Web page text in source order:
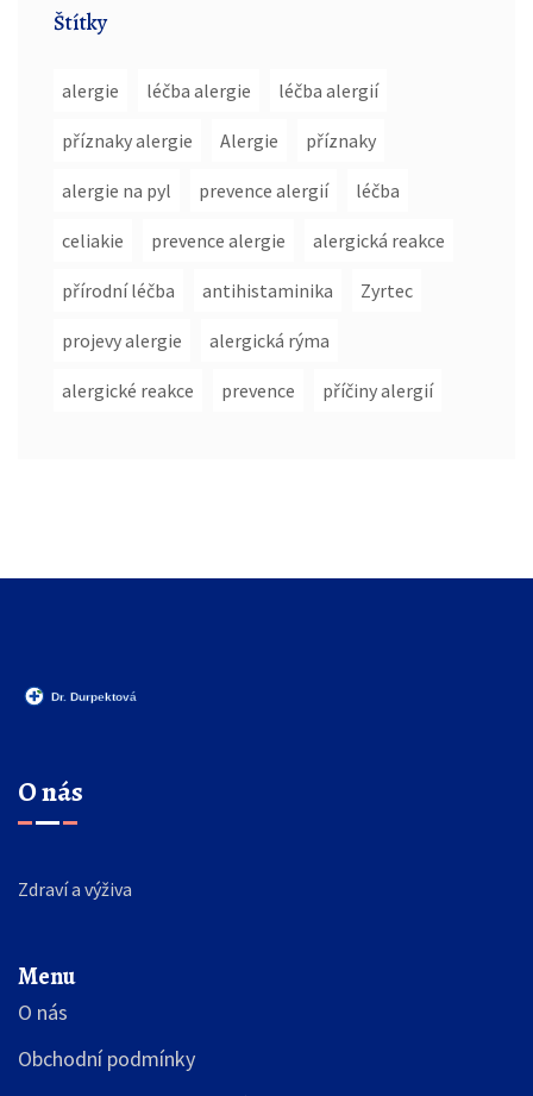
Štítky
alergie léčba alergie léčba alergií
příznaky alergie Alergie příznaky
alergie na pyl prevence alergií léčba
celiakie prevence alergie alergická reakce
přírodní léčba antihistaminika Zyrtec
projevy alergie alergická rýma
alergické reakce prevence příčiny alergií
O nás
Zdraví a výživa
Menu
O nás
Obchodní podmínky